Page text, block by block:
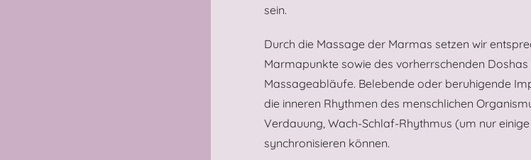
sein.
Durch die Massage der Marmas setzen wir
Marmapunkte sowie des vorherrschenden Doshas
Massageabläufe. Belebende oder beruhigende
die inneren Rhythmen des menschlichen
Verdauung, Wach-Schlaf-Rhythmus (um nur
synchronisieren können.